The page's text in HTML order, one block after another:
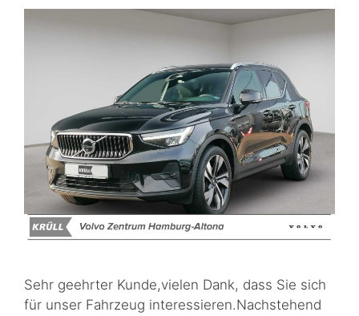
Sehr geehrter Kunde,vielen Dank, dass Sie sich
für unser Fahrzeug interessieren.Nachstehend